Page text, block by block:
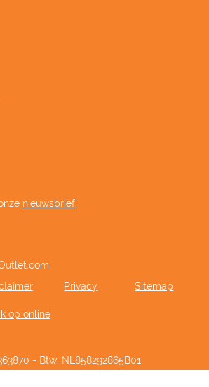
nieuwsbrief
Privacy Sitemap
op online
- Btw: NL858292865B01